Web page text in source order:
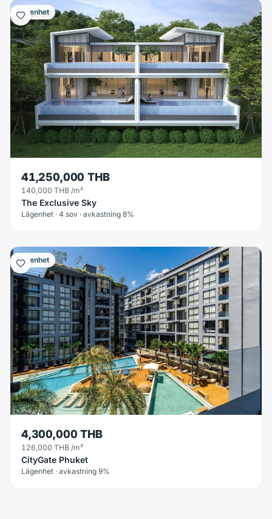
Lägenhet
41,250,000 THB
140,000 THB /m²
The Exclusive Sky
Lägenhet · 4 sov · avkastning 8%
Lägenhet
4,300,000 THB
126,000 THB /m²
CityGate Phuket
Lägenhet · avkastning 9%